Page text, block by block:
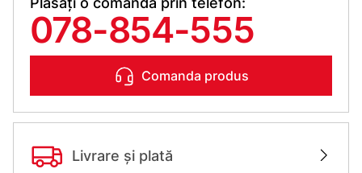
078-854-555
Comanda produs
Livrare și plată